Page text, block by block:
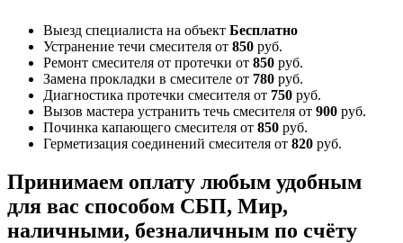
Выезд специалиста на объект Бесплатно
Устранение течи смесителя от 850 руб.
Ремонт смесителя от протечки от 850 руб.
Замена прокладки в смесителе от 780 руб.
Диагностика протечки смесителя от 750 руб.
Вызов мастера устранить течь смесителя от 900 руб.
Починка капающего смесителя от 850 руб.
Герметизация соединений смесителя от 820 руб.
Принимаем оплату любым удобным
для вас способом СБП, Мир,
наличными, безналичным по счёту